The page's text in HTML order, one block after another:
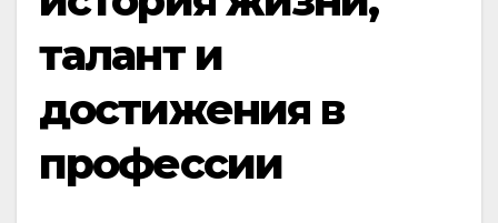
талант и
достижения в
профессии